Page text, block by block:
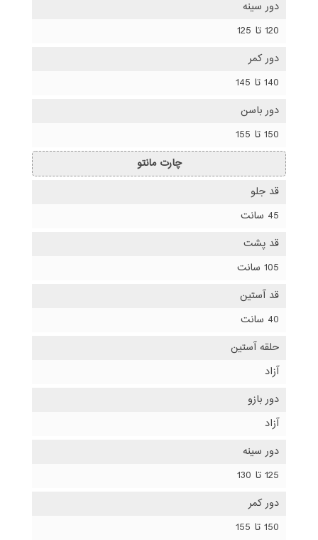
دور سینه
120 تا 125
دور کمر
140 تا 145
دور باسن
150 تا 155
چارت مانتو
قد جلو
45 سانت
قد پشت
105 سانت
قد آستین
40 سانت
حلقه آستین
آزاد
دور بازو
آزاد
دور سینه
125 تا 130
دور کمر
150 تا 155